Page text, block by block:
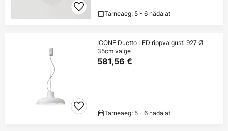
Tarneaeg: 5 - 6 nädalat
ICONE Duetto LED rippvalgusti 927 Ø
35cm valge
581,56 €
Tarneaeg: 5 - 6 nädalat